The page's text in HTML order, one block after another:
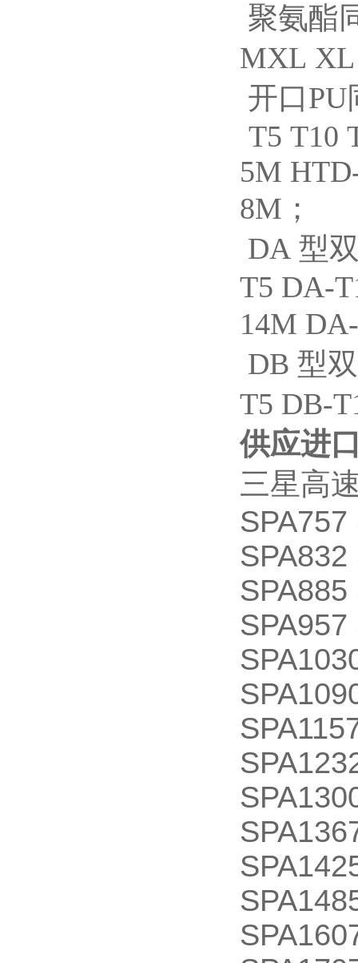
聚氨酯
MXL XL
开口
T5 T10
5M
8M；
DA 型
T5 DA-
14M
DB 型
T5 DB-
供应进
三星高